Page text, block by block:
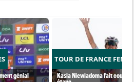
génial
TOUR DE FRANCE
Kasia Niewiadoma fait coup